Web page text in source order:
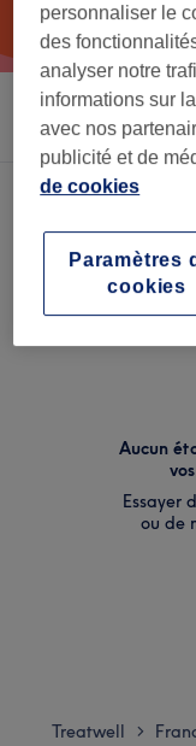
Salons
Aucun
Essayer
ou de
Treatwell >
personnaliser le
des
analyser notre
informations sur
avec nos
publicité et de
de cookies
Paramètres
cookies